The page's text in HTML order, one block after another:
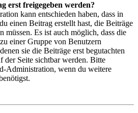
erst freigegeben werden?
kann entschieden haben, dass in
einen Beitrag erstellt hast, die Beiträge
müssen. Es ist auch möglich, dass die
einer Gruppe von Benutzern
sie die Beiträge erst begutachten
der Seite sichtbar werden. Bitte
Administration, wenn du weitere